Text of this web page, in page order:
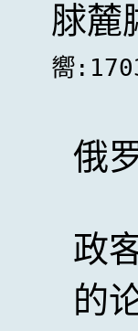
脙麓
嚮
俄
政
的